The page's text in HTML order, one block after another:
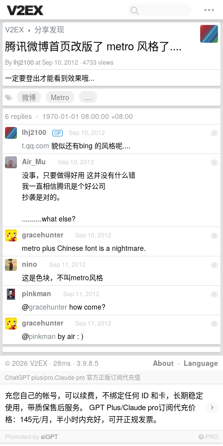
V2EX › 分享发现
腾讯微博首页改版了 metro 风格了....
By lhj2100at Sep 10, 2012 · 4733 views
一定要登出才能看到效果哦...
微博
Metro
....
6 replies • 1970-01-01 08:00:00 +08:00
1
lhj2100 OP Sep 10, 2012
t.qq.com 貌似还有bing 的风格呢....
2
Air_Mu Sep 10, 2012
没事，只要做得好用 这并没有什么错
我一直相信腾讯是个好公司
抄袭是对的。
..........what else?
3
gracehunter Sep 10, 2012
metro plus Chinese font is a nightmare.
4
nino Sep 11, 2012
这是色块，不叫metro风格
5
pinkman Sep 11, 2012
@gracehunter how come?
6
gracehunter Sep 11, 2012
@pinkman by air : )
About · Language
© 2026 V2EX · 28ms · 3.9.8.5
ChatGPT plus/pro,Claude pro 官方正版订阅代充值
充您自己的帐号，可以续费，不绑定任何 ID 和卡，长期稳定
使用，带质保售后服务。 GPT Plus/Claude pro订阅代充价
格：145元/月，半小时内充好，可开正规发票。
›
Promoted byaiGPT PRO